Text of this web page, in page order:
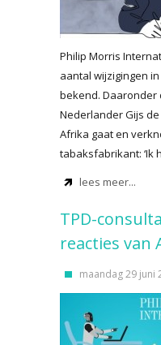
Philip Morris
aantal wijzigingen
bekend. Daaronder
Nederlander Gijs
Afrika gaat en
tabaksfabrikant: ‘Ik
lees meer...
TPD-
reacties van
maandag 29 juni